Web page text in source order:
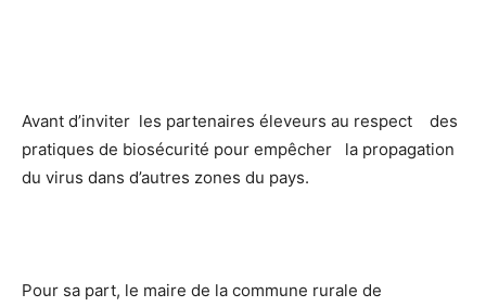
Avant d’inviter les partenaires éleveurs au respect des
pratiques de biosécurité pour empêcher la propagation
du virus dans d’autres zones du pays.
Pour sa part, le maire de la commune rurale de